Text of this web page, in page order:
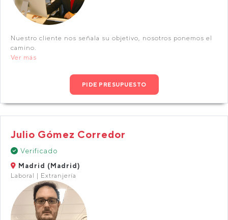
Nuestro cliente nos señala su objetivo, nosotros ponemos el
camino.
Ver más
PIDE PRESUPUESTO
Julio Gómez Corredor
Verificado
Madrid (Madrid)
Laboral | Extranjería